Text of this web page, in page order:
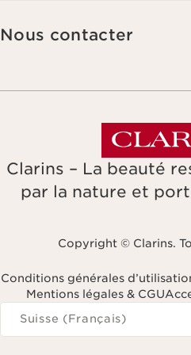
Nous contacter
Clarins – La beauté
par la nature et
Copyright © Clarins.
Conditions générales
Mentions légales & CGU
Naviguer vers
Suisse (Français)